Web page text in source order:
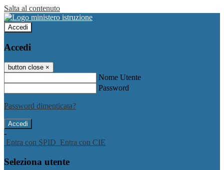
Salta al contenuto
Accedi
Accedi
button close ×
Nome Utente
Password
Password dimenticata?
-
Entra con SPID Entra con CIE
Seleziona utente